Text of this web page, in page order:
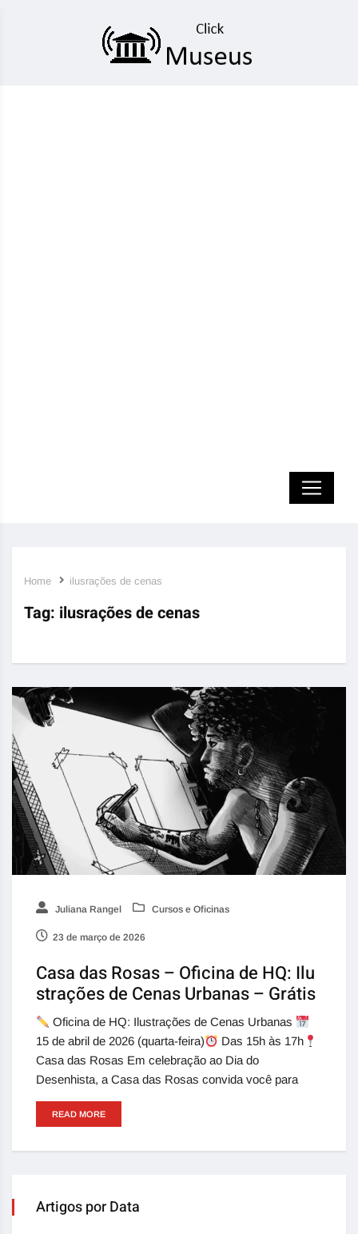
Home ilusrações de cenas
Tag: ilusrações de cenas
Juliana Rangel Cursos e Oficinas
23 de março de 2026
Casa das Rosas – Oficina de HQ: Ilu
strações de Cenas Urbanas – Grátis
Oficina de HQ: Ilustrações de Cenas Urbanas
15 de abril de 2026 (quarta-feira)
Das 15h às 17h
Casa das Rosas Em celebração ao Dia do
Desenhista, a Casa das Rosas convida você para
READ MORE
Artigos por Data